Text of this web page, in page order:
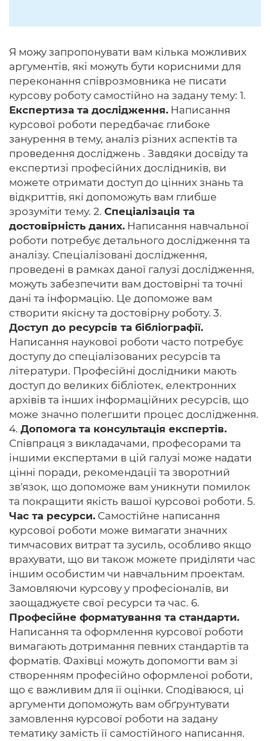
Я можу запропонувати вам кілька можливих
аргументів, які можуть бути корисними для
переконання співрозмовника не писати
курсову роботу самостійно на задану тему: 1.
Експертиза та дослідження. Написання
курсової роботи передбачає глибоке
занурення в тему, аналіз різних аспектів та
проведення досліджень . Завдяки досвіду та
експертизі професійних дослідників, ви
можете отримати доступ до цінних знань та
відкриттів, які допоможуть вам глибше
зрозуміти тему. 2. Спеціалізація та
достовірність даних. Написання навчальної
роботи потребує детального дослідження та
аналізу. Спеціалізовані дослідження,
проведені в рамках даної галузі дослідження,
можуть забезпечити вам достовірні та точні
дані та інформацію. Це допоможе вам
створити якісну та достовірну роботу. 3.
Доступ до ресурсів та бібліографії.
Написання наукової роботи часто потребує
доступу до спеціалізованих ресурсів та
літератури. Професійні дослідники мають
доступ до великих бібліотек, електронних
архівів та інших інформаційних ресурсів, що
може значно полегшити процес дослідження.
4. Допомога та консультація експертів.
Співпраця з викладачами, професорами та
іншими експертами в цій галузі може надати
цінні поради, рекомендації та зворотний
зв'язок, що допоможе вам уникнути помилок
та покращити якість вашої курсової роботи. 5.
Час та ресурси. Самостійне написання
курсової роботи може вимагати значних
тимчасових витрат та зусиль, особливо якщо
врахувати, що ви також можете приділяти час
іншим особистим чи навчальним проектам.
Замовляючи курсову у професіоналів, ви
заощаджуєте свої ресурси та час. 6.
Професійне форматування та стандарти.
Написання та оформлення курсової роботи
вимагають дотримання певних стандартів та
форматів. Фахівці можуть допомогти вам зі
створенням професійно оформленої роботи,
що є важливим для її оцінки. Сподіваюся, ці
аргументи допоможуть вам обґрунтувати
замовлення курсової роботи на задану
тематику замість її самостійного написання.